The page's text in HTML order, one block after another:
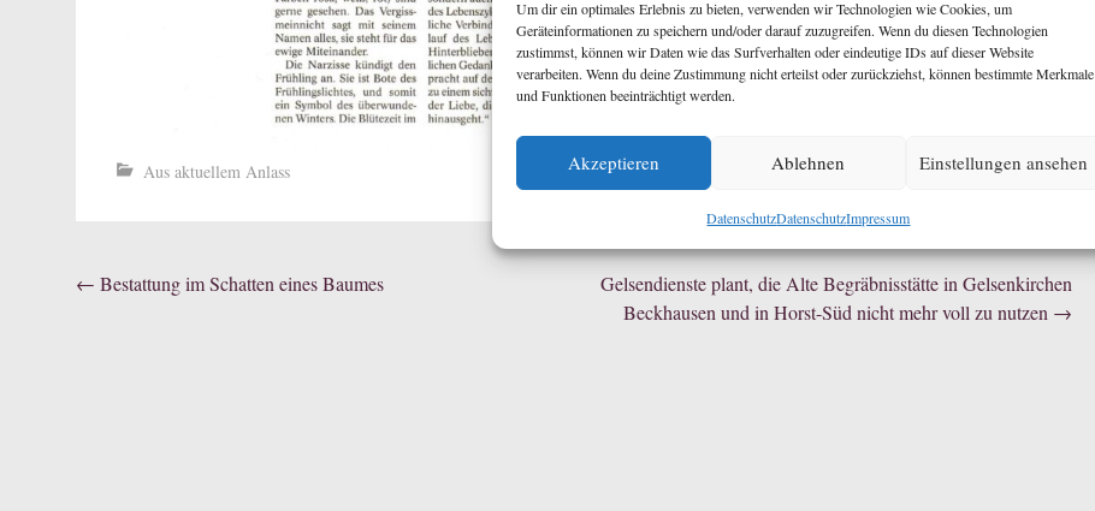
Um dir ein optimales Erlebnis zu bieten, verwenden wir Technologien wie Cookies, um
Geräteinformationen zu speichern und/oder darauf zuzugreifen. Wenn du diesen Technologien
zustimmst, können wir Daten wie das Surfverhalten oder eindeutige IDs auf dieser Website
verarbeiten. Wenn du deine Zustimmung nicht erteilst oder zurückziehst, können bestimmte Merkmale
und Funktionen beeinträchtigt werden.
Akzeptieren Ablehnen Einstellungen ansehen
DatenschutzDatenschutzImpressum
Aus aktuellem Anlass
Beitragsnavigation
← Bestattung im Schatten eines Baumes
Gelsendienste plant, die Alte Begräbnisstätte in Gelsenkirchen
Beckhausen und in Horst-Süd nicht mehr voll zu nutzen →